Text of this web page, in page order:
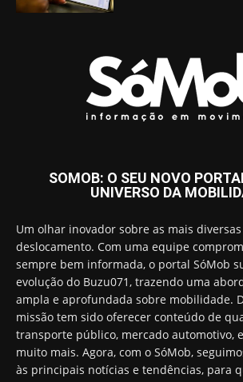
SOMOB: O SEU NOVO
UNIVERSO DA
Um olhar inovador sobre as mais
deslocamento. Com uma equipe
sempre bem informada, o portal SóMob
evolução do Buzu071, trazendo uma
ampla e aprofundada sobre mobilidade.
missão tem sido oferecer conteúdo de
transporte público, mercado automotivo,
muito mais. Agora, com o SóMob,
às principais notícias e tendências, para